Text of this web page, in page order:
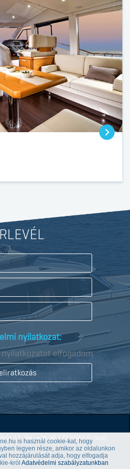
nyilatkozat:
elfogadom
57., Tel.: +36 30 677 5087, E-mail:
is használ cookie-kat, hogy
legyen része, amikor az oldalunkon
hozzájárulását adja, hogy elfogadja
król Adatvédelmi szabályzatunkban